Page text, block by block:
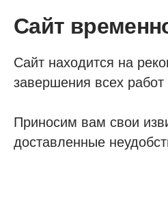
Сайт
Сайт находится на
завершения всех работ
Приносим вам свои
доставленные